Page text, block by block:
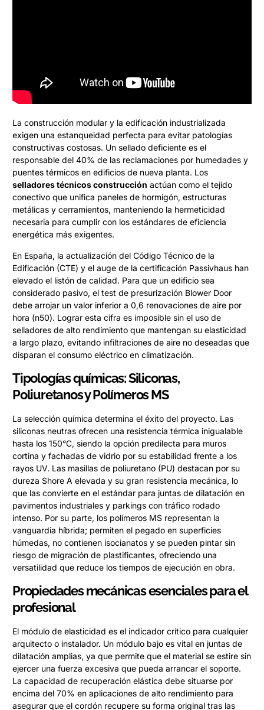
La construcción modular y la edificación industrializada
exigen una estanqueidad perfecta para evitar patologías
constructivas costosas. Un sellado deficiente es el
responsable del 40% de las reclamaciones por humedades y
puentes térmicos en edificios de nueva planta. Los
selladores técnicos construcción actúan como el tejido
conectivo que unifica paneles de hormigón, estructuras
metálicas y cerramientos, manteniendo la hermeticidad
necesaria para cumplir con los estándares de eficiencia
energética más exigentes.
En España, la actualización del Código Técnico de la
Edificación (CTE) y el auge de la certificación Passivhaus han
elevado el listón de calidad. Para que un edificio sea
considerado pasivo, el test de presurización Blower Door
debe arrojar un valor inferior a 0,6 renovaciones de aire por
hora (n50). Lograr esta cifra es imposible sin el uso de
selladores de alto rendimiento que mantengan su elasticidad
a largo plazo, evitando infiltraciones de aire no deseadas que
disparan el consumo eléctrico en climatización.
Tipologías químicas: Siliconas,
Poliuretanos y Polímeros MS
La selección química determina el éxito del proyecto. Las
siliconas neutras ofrecen una resistencia térmica inigualable
hasta los 150°C, siendo la opción predilecta para muros
cortina y fachadas de vidrio por su estabilidad frente a los
rayos UV. Las masillas de poliuretano (PU) destacan por su
dureza Shore A elevada y su gran resistencia mecánica, lo
que las convierte en el estándar para juntas de dilatación en
pavimentos industriales y parkings con tráfico rodado
intenso. Por su parte, los polímeros MS representan la
vanguardia híbrida; permiten el pegado en superficies
húmedas, no contienen isocianatos y se pueden pintar sin
riesgo de migración de plastificantes, ofreciendo una
versatilidad que reduce los tiempos de ejecución en obra.
Propiedades mecánicas esenciales para el
profesional
El módulo de elasticidad es el indicador crítico para cualquier
arquitecto o instalador. Un módulo bajo es vital en juntas de
dilatación amplias, ya que permite que el material se estire sin
ejercer una fuerza excesiva que pueda arrancar el soporte.
La capacidad de recuperación elástica debe situarse por
encima del 70% en aplicaciones de alto rendimiento para
asegurar que el cordón recupere su forma original tras las